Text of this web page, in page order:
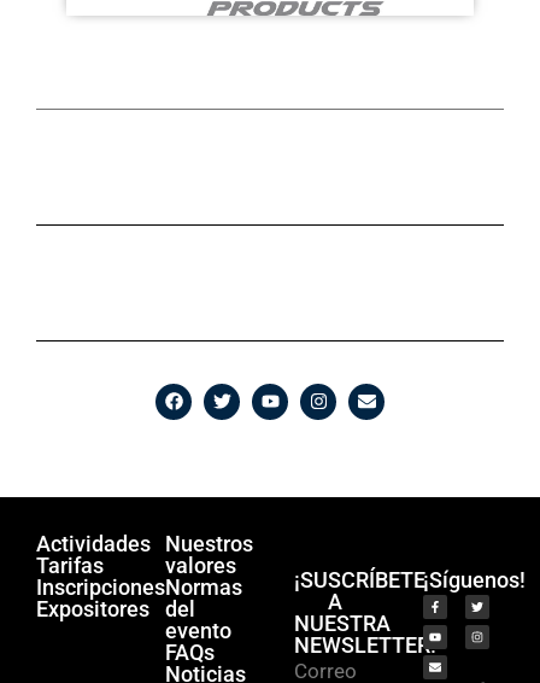
Actividades
Tarifas
Inscripciones
Expositores
Nuestros
valores
Normas
del
evento
FAQs
Noticias
¡SUSCRÍBETE
A
NUESTRA
NEWSLETTER!
Correo
¡Síguenos!